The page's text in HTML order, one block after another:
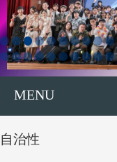
MENU
自治性